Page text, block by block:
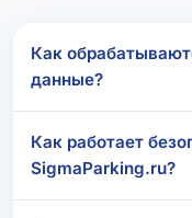
Как
данные?
Как работает
SigmaParking.ru?